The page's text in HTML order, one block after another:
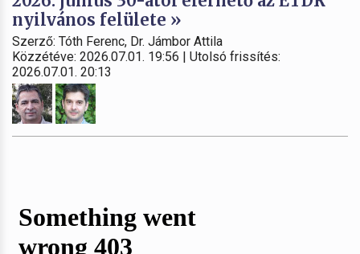
nyilvános felülete »
Szerző: Tóth Ferenc, Dr. Jámbor Attila
Közzétéve: 2026.07.01. 19:56 | Utolsó frissítés:
2026.07.01. 20:13